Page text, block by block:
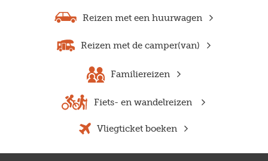
Reizen met een huurwagen
Reizen met de camper(van)
Familiereizen
Fiets- en wandelreizen
Vliegticket boeken